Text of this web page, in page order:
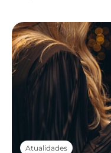
Atualidades